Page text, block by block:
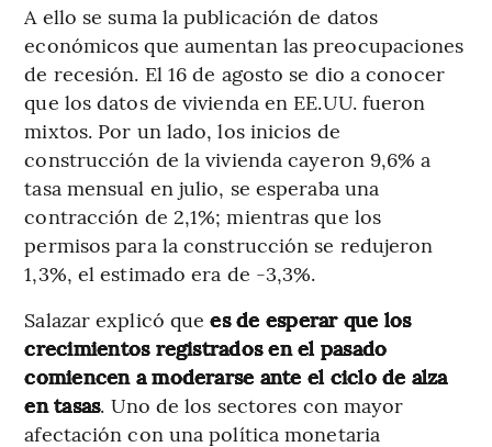
A ello se suma la publicación de datos
económicos que aumentan las preocupaciones
de recesión. El 16 de agosto se dio a conocer
que los datos de vivienda en EE.UU. fueron
mixtos. Por un lado, los inicios de
construcción de la vivienda cayeron 9,6% a
tasa mensual en julio, se esperaba una
contracción de 2,1%; mientras que los
permisos para la construcción se redujeron
1,3%, el estimado era de -3,3%.
Salazar explicó quees de esperar que los
crecimientos registrados en el pasado
comiencen a moderarse ante el ciclo de alza
en tasas. Uno de los sectores con mayor
afectación con una política monetaria